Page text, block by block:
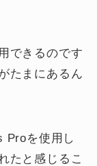
できるのです
たまにあるん
Proを使用し
たと感じるこ